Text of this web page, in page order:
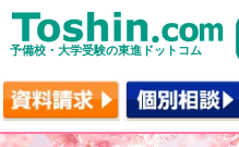
予備校・大学受験の東進ドットコム